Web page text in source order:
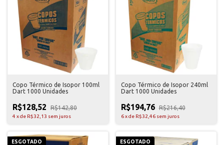
Copo Térmico de Isopor 100ml
Dart 1000 Unidades
R$128,52 R$142,80
4 xde R$32,13 sem juros
Copo Térmico de Isopor 240ml
Dart 1000 Unidades
R$194,76 R$216,40
6 xde R$32,46 sem juros
ESGOTADO ESGOTADO